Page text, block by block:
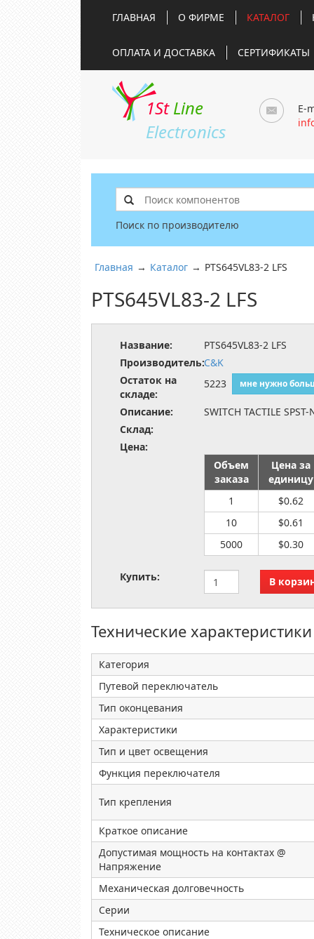
ГЛАВНАЯ О ФИРМЕ КАТАЛОГ
ОПЛАТА И ДОСТАВКА СЕРТИФИКАТЫ
1St Line
Electronics
E-
Поиск по производителю
Главная → Каталог → PTS645VL83-2 LFS
PTS645VL83-2 LFS
Название:
PTS645VL83-2 LFS
Производитель:C&K
Остаток на
складе:
5223 мне нужно
Описание:
SWITCH TACTILE
Склад:
Цена:
Объем
заказа
Цена за
единицу
1
$0.62
10
$0.61
5000
$0.30
Купить:
Технические характеристики
Категория
Путевой переключатель
Тип оконцевания
Характеристики
Тип и цвет освещения
Функция переключателя
Тип крепления
Краткое описание
Допустимая мощность на контактах @
Напряжение
Механическая долговечность
Серии
Техническое описание